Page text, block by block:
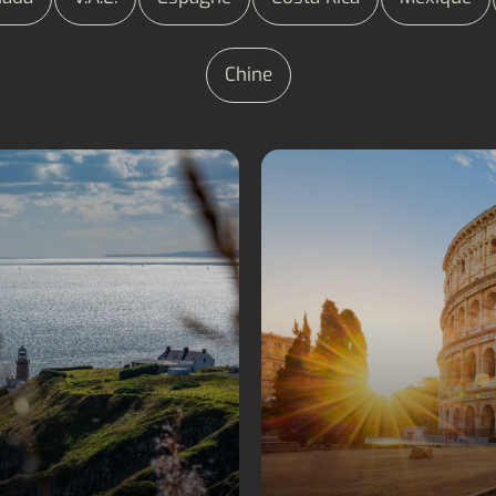
Chine
Séjours linguistiques
Irlande